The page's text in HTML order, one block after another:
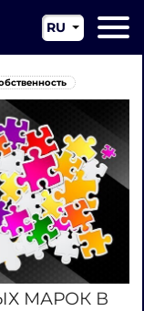
RU
EN
CN
МАРОК В